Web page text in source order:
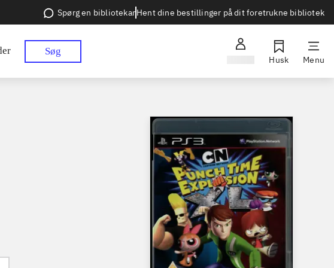
Spørg en bibliotekarHent dine bestillinger på dit foretrukne bibliotek
Søg
Husk Menu